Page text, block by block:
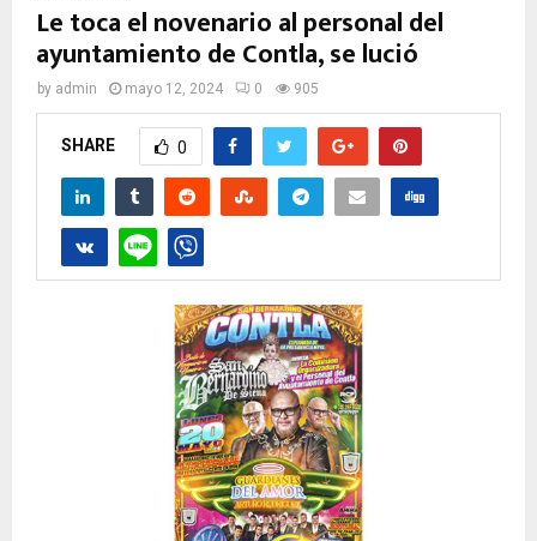
Le toca el novenario al personal del
ayuntamiento de Contla, se lució
by admin mayo 12, 2024 0 905
SHARE 0